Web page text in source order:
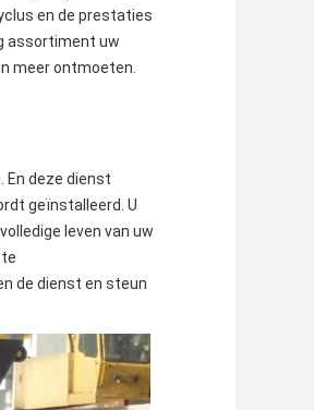
en de prestaties
assortiment uw
meer ontmoeten.
En deze dienst
geïnstalleerd. U
leven van uw
de dienst en steun